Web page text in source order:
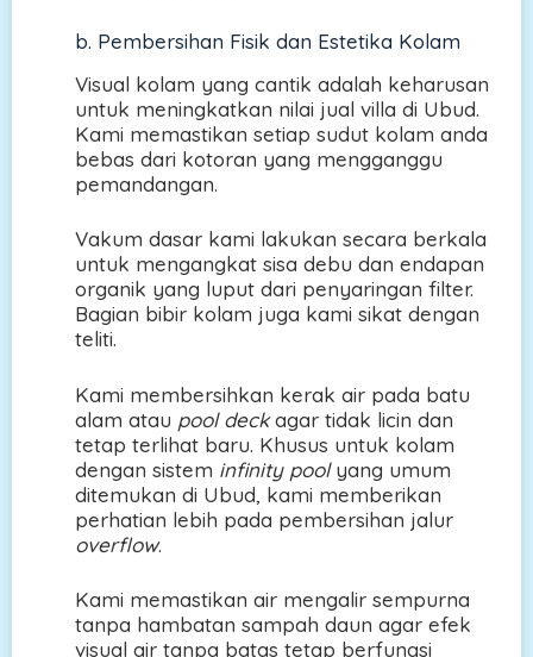
b. Pembersihan Fisik dan Estetika Kolam
Visual kolam yang cantik adalah keharusan
untuk meningkatkan nilai jual villa di Ubud.
Kami memastikan setiap sudut kolam anda
bebas dari kotoran yang mengganggu
pemandangan.
Vakum dasar kami lakukan secara berkala
untuk mengangkat sisa debu dan endapan
organik yang luput dari penyaringan filter.
Bagian bibir kolam juga kami sikat dengan
teliti.
Kami membersihkan kerak air pada batu
alam atau pool deckagar tidak licin dan
tetap terlihat baru. Khusus untuk kolam
dengan sistem infinity poolyang umum
ditemukan di Ubud, kami memberikan
perhatian lebih pada pembersihan jalur
overflow.
Kami memastikan air mengalir sempurna
tanpa hambatan sampah daun agar efek
visual air tanpa batas tetap berfungsi